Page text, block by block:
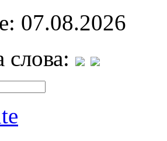
07.08.2026
слова: